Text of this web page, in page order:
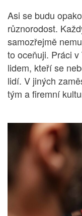
Asi se budu
různorodost.
samozřejmě
to oceňuji. Práci
lidem, kteří se
lidí. V jiných
tým a firemní